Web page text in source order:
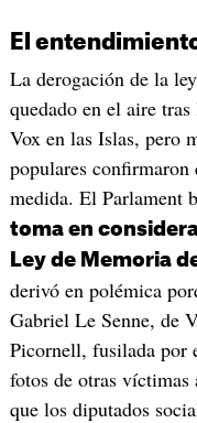
El
La derogación de la
quedado en el aire
Vox en las Islas, pero
populares confirmaron
medida. El Parlament
toma en
Ley de Memoria
derivó en polémica
Gabriel Le Senne, de
Picornell, fusilada por
fotos de otras víctimas
que los diputados